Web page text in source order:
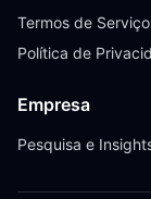
Termos de Serviço
Política de
Empresa
Pesquisa e